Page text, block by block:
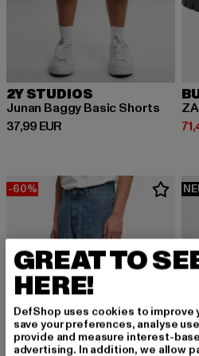
2Y STUDIOS
Junan Baggy Basic Shorts
37,99 EUR
Derzeitiger Preis: 37,99 EUR
-60%
GREAT TO
HERE!
DefShop uses cookies to improve
save your preferences, analyse
provide and measure interest-
advertising. In addition, we allow